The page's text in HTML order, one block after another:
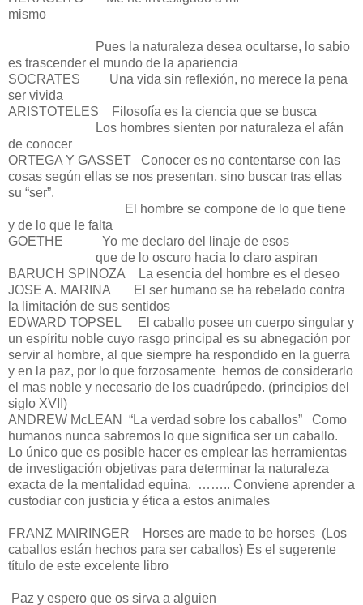
mismo
Pues la naturaleza desea ocultarse, lo sabio
es trascender el mundo de la apariencia
SOCRATES Una vida sin reflexión, no merece la pena
ser vivida
ARISTOTELES Filosofía es la ciencia que se busca
Los hombres sienten por naturaleza el afán
de conocer
ORTEGA Y GASSET Conocer es no contentarse con las
cosas según ellas se nos presentan, sino buscar tras ellas
su “ser”.
El hombre se compone de lo que tiene
y de lo que le falta
GOETHE Yo me declaro del linaje de esos
que de lo oscuro hacia lo claro aspiran
BARUCH SPINOZA La esencia del hombre es el deseo
JOSE A. MARINA El ser humano se ha rebelado contra
la limitación de sus sentidos
EDWARD TOPSEL El caballo posee un cuerpo singular y
un espíritu noble cuyo rasgo principal es su abnegación por
servir al hombre, al que siempre ha respondido en la guerra
y en la paz, por lo que forzosamente hemos de considerarlo
el mas noble y necesario de los cuadrúpedo. (principios del
siglo XVII)
ANDREW McLEAN “La verdad sobre los caballos” Como
humanos nunca sabremos lo que significa ser un caballo.
Lo único que es posible hacer es emplear las herramientas
de investigación objetivas para determinar la naturaleza
exacta de la mentalidad equina. …….. Conviene aprender a
custodiar con justicia y ética a estos animales
FRANZ MAIRINGER Horses are made to be horses (Los
caballos están hechos para ser caballos) Es el sugerente
título de este excelente libro
Paz y espero que os sirva a alguien